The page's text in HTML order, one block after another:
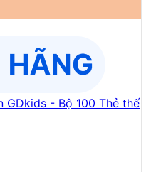
GDkids - Bộ 100 Thẻ thế